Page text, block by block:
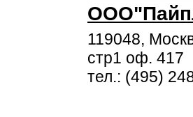
119048,
стр1 оф. 417
тел.: (495)